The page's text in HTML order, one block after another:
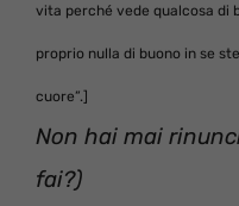
vita perché vede qualcosa di
proprio nulla di buono in se
cuore”.]
Non hai mai
fai?)